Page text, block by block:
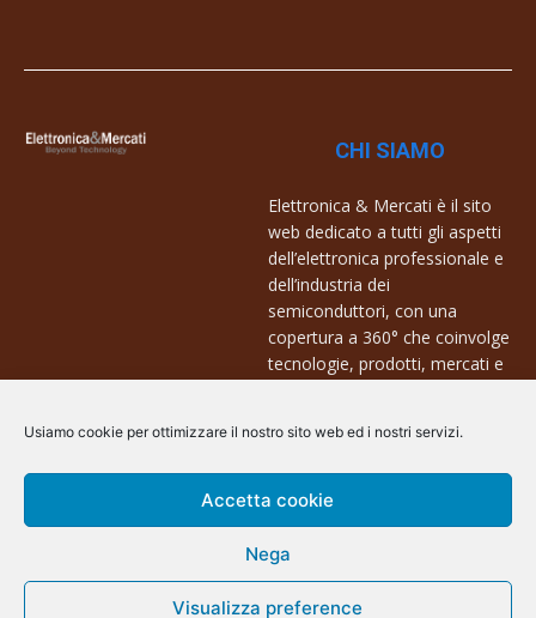
Usiamo cookie per ottimizzare il nostro sito web ed i nostri servizi.
Accetta cookie
Nega
Visualizza preference
CHI SIAMO
Elettronica & Mercati è il sito
web dedicato a tutti gli aspetti
dell’elettronica professionale e
dell’industria dei
semiconduttori, con una
copertura a 360° che coinvolge
tecnologie, prodotti, mercati e
Contatti:
info@arscommunication.it
@ArsCommunication 2023